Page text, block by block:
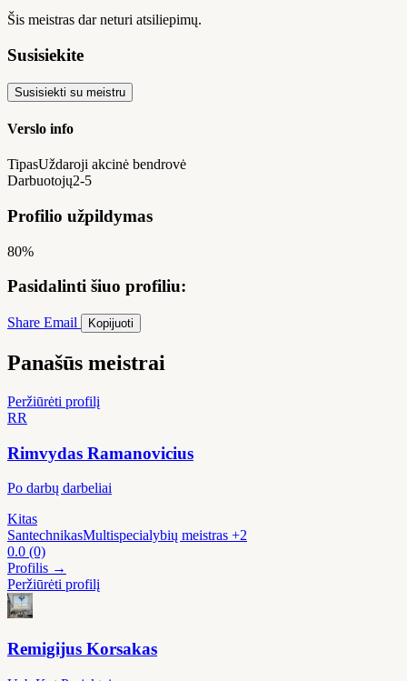
Šis meistras dar neturi atsiliepimų.
Susisiekite
Susisiekti su meistru
Verslo info
TipasUždaroji akcinė bendrovė
Darbuotojų2-5
Profilio užpildymas
80%
Pasidalinti šiuo profiliu:
Share Email Kopijuoti
Panašūs meistrai
Peržiūrėti profilį
RR
Rimvydas Ramanovicius
Po darbų darbeliai
Kitas
SantechnikasMultispecialybių meistras +2
0.0 (0)
Profilis →
Peržiūrėti profilį
Remigijus Korsakas